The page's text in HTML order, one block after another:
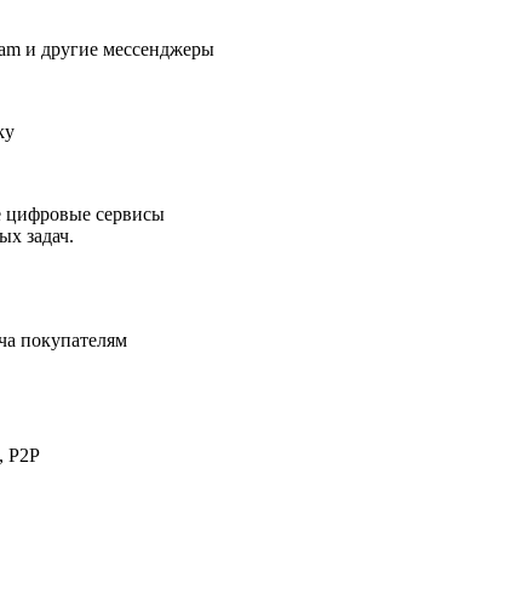
и другие мессенджеры
цифровые сервисы
задач.
покупателям
P2P